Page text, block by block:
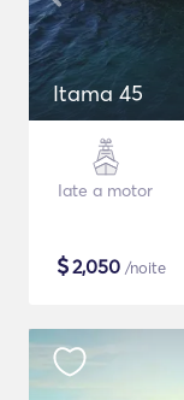
Itama 45
Iate a motor
$2,050 /noite